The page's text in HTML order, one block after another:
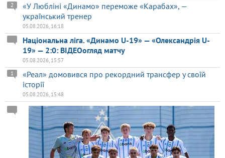
«У Любліні «Динамо» переможе «Карабах», —
український тренер
2
05.08.2026, 16:18
Національна ліга. «Динамо U-19» — «Олександрія U-
19» — 2:0: ВІДЕОогляд матчу
05.08.2026, 15:57
«Реал» домовився про рекордний трансфер у своїй
історії
1
05.08.2026, 15:48